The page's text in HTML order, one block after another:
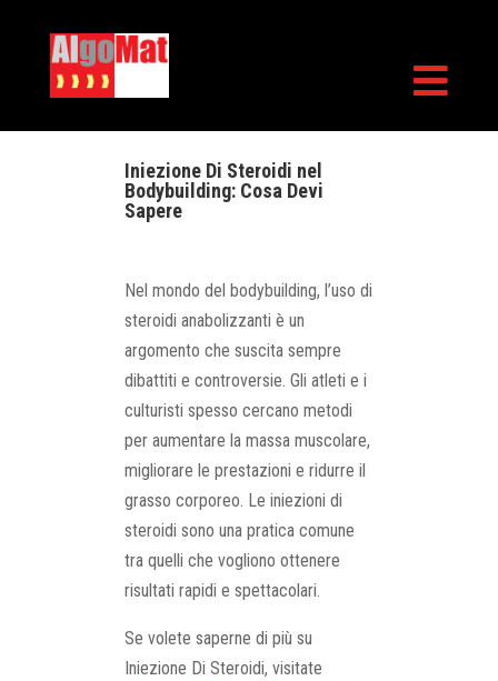

Iniezione Di Steroidi nel
Bodybuilding: Cosa Devi
Sapere
Nel mondo del bodybuilding, l’uso di
steroidi anabolizzanti è un
argomento che suscita sempre
dibattiti e controversie. Gli atleti e i
culturisti spesso cercano metodi
per aumentare la massa muscolare,
migliorare le prestazioni e ridurre il
grasso corporeo. Le iniezioni di
steroidi sono una pratica comune
tra quelli che vogliono ottenere
risultati rapidi e spettacolari.
Se volete saperne di più su
Iniezione Di Steroidi, visitate